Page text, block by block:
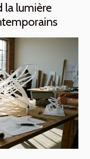
la lumière